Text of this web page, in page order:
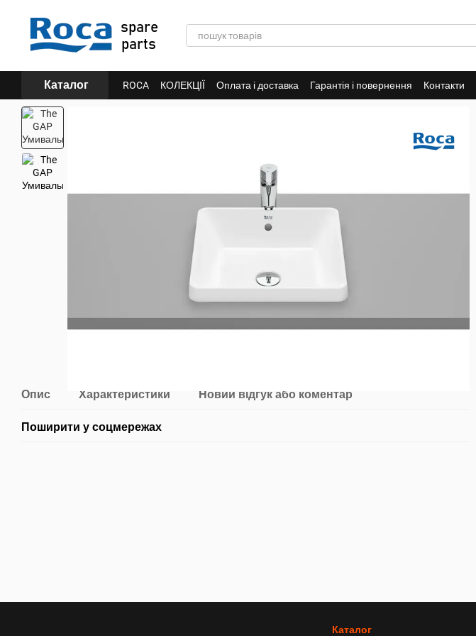
Каталог ROCA КОЛЕКЦІЇ Оплата і доставка Гарантія і повернення Контакти
Опис Характеристики Новий відгук або коментар
Поширити у соцмережах
Каталог